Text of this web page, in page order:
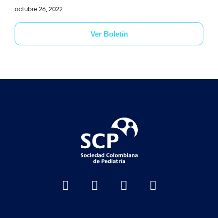
octubre 26, 2022
Ver Boletín